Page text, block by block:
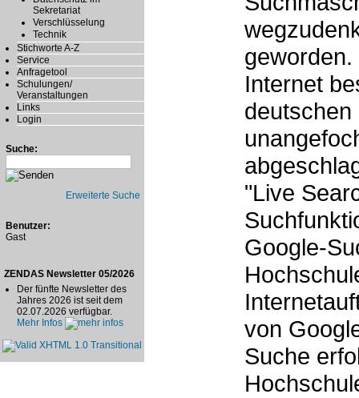
Sekretariat
Verschlüsselung
Technik
Stichworte A-Z
Service
Anfragetool
Schulungen/
Veranstaltungen
Links
Login
Suche:
Erweiterte Suche
Benutzer:
Gast
ZENDAS Newsletter 05/2026
Der fünfte Newsletter des
Jahres 2026 ist seit dem
02.07.2026 verfügbar.
Mehr Infos
Internet
"Live
Google-
von
Suche